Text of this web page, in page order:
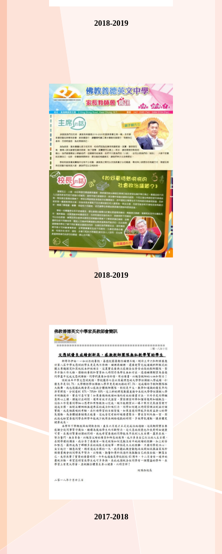
2018-2019
2018-2019
2017-2018